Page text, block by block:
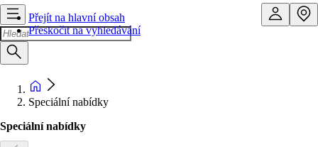
Přejít na hlavní obsah
Přeskočit na vyhledávání
Speciální nabídky
Speciální nabídky